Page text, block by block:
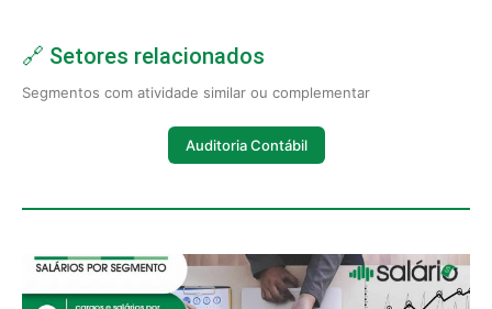
🔗 Setores relacionados
Segmentos com atividade similar ou complementar
Auditoria Contábil